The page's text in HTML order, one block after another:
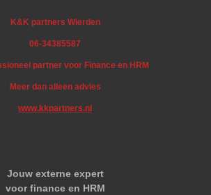
K&K partners Wierden
06-34385587
partner voor Finance en HRM
Meer dan alleen advies
www.kkpartners.nl
Jouw externe expert
voor finance en HRM